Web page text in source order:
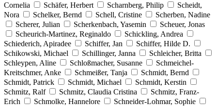
Cornelia
Schäfer, Herbert Scharnberg, Philip
Scheidt,
Nora
Schelker, Bernd Schell, Cristine
Scherben, Nadine
Scherer, Julian
Scherkenbach, Yasemin
Scheuer, Jonas
Scheurich-Martinez, Reginaldo
Schickling, Andrea
Schiederich, Apiradee
Schiffer, Jan
Schiffer, Hilde D.
Schikowski, Michael
Schillinger, Janna
Schleicher, Britta
Schleypen, Aline
Schloßmacher, Susanne
Schmeichel-
Kreitschmer, Anke
Schmeißer, Tanja
Schmidt, Bernd
Schmidt, Patrick
Schmidt, Michael
Schmidt, Kerstin
Schmitz, Ralf
Schmitz, Claudia Cristina
Schmitz, Franz-
Erich
Schmolke, Hannelore
Schneider-Lohmar, Sophie